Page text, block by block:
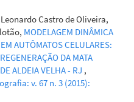
Castro de Oliveira,
MODELAGEM DINÂMICA
AUTÔMATOS CELULARES:
DA MATA
ALDEIA VELHA - RJ ,
v. 67 n. 3 (2015):